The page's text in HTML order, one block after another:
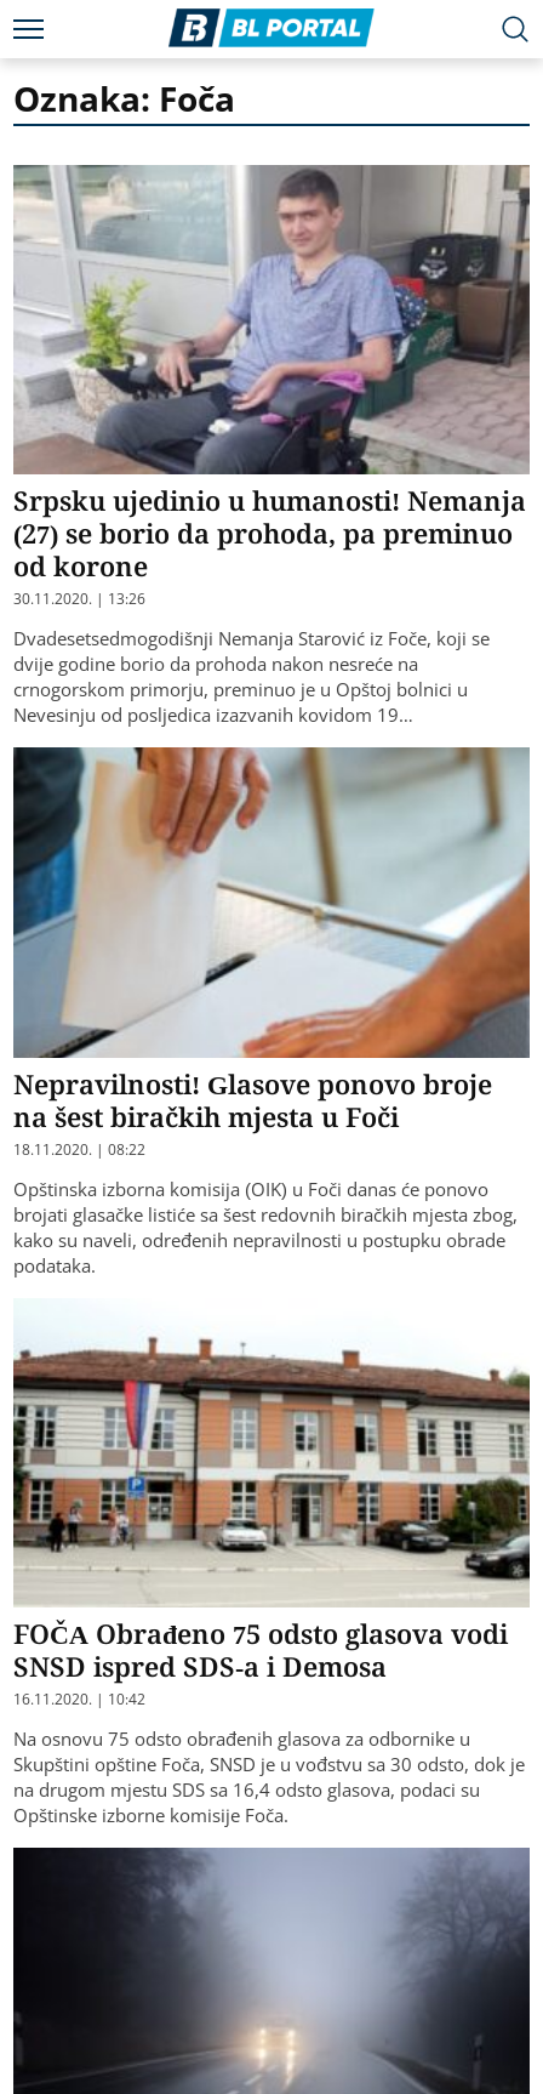
Oznaka: Foča
Srpsku ujedinio u humanosti! Nemanja
(27) se borio da prohoda, pa preminuo
od korone
30.11.2020. | 13:26
Dvadesetsedmogodišnji Nemanja Starović iz Foče, koji se
dvije godine borio da prohoda nakon nesreće na
crnogorskom primorju, preminuo je u Opštoj bolnici u
Nevesinju od posljedica izazvanih kovidom 19…
Nepravilnosti! Glasove ponovo broje
na šest biračkih mjesta u Foči
18.11.2020. | 08:22
Opštinska izborna komisija (OIK) u Foči danas će ponovo
brojati glasačke listiće sa šest redovnih biračkih mjesta zbog,
kako su naveli, određenih nepravilnosti u postupku obrade
podataka.
FOČA Obrađeno 75 odsto glasova vodi
SNSD ispred SDS-a i Demosa
16.11.2020. | 10:42
Na osnovu 75 odsto obrađenih glasova za odbornike u
Skupštini opštine Foča, SNSD je u vođstvu sa 30 odsto, dok je
na drugom mjestu SDS sa 16,4 odsto glasova, podaci su
Opštinske izborne komisije Foča.